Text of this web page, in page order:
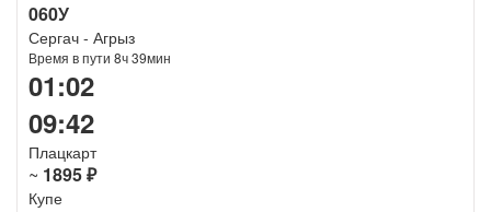
060У
Сергач - Агрыз
Время в пути 8ч 39мин
01:02
09:42
Плацкарт
~ 1895 ₽
Купе